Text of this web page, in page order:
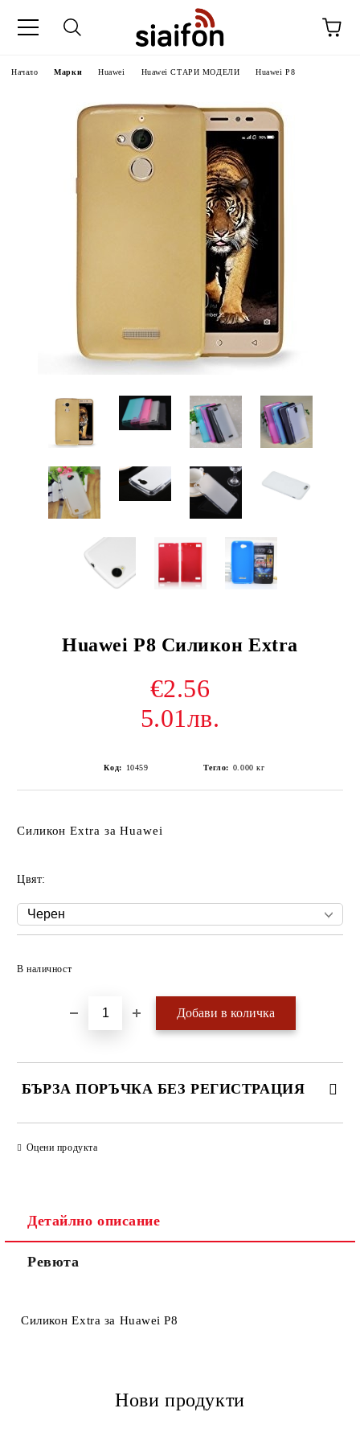
Начало Марки Huawei Huawei СТАРИ МОДЕЛИ Huawei P8
Huawei P8 Силикон Extra
€2.56
5.01лв.
Код: 10459 Тегло: 0.000 кг
Силикон Extra за Huawei
Цвят:
В наличност
БЪРЗА ПОРЪЧКА БЕЗ РЕГИСТРАЦИЯ
Оцени продукта
Детайлно описание
Ревюта
Силикон Extra за Huawei P8
Нови продукти